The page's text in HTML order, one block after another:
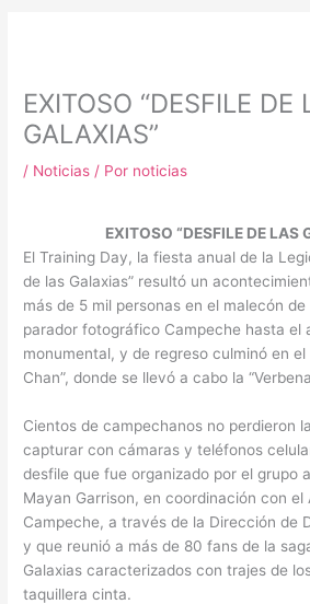
EXITOSO “DESFILE DE
GALAXIAS”
/ Noticias / Por noticias
EXITOSO “DESFILE DE LAS
El Training Day, la fiesta anual de la
de las Galaxias” resultó un
más de 5 mil personas en el malecón
parador fotográfico Campeche hasta el
monumental, y de regreso culminó en el
Chan”, donde se llevó a cabo la
Cientos de campechanos no perdieron
capturar con cámaras y teléfonos
desfile que fue organizado por el grupo
Mayan Garrison, en coordinación con el
Campeche, a través de la Dirección de
y que reunió a más de 80 fans de la
Galaxias caracterizados con trajes de
taquillera cinta.